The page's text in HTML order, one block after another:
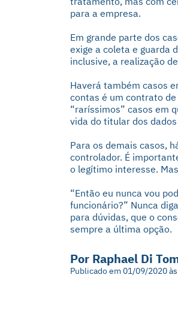
para a empresa.
Em grande parte dos
exige a coleta e guarda
inclusive, a realização
Haverá também casos
contas é um contrato
“raríssimos” casos em
vida do titular dos
Para os demais casos,
controlador. É
o legítimo interesse.
“Então eu nunca vou
funcionário?” Nunca
para dúvidas, que o
sempre a última opção.
Por Raphael Di
Publicado em 01/09/2020